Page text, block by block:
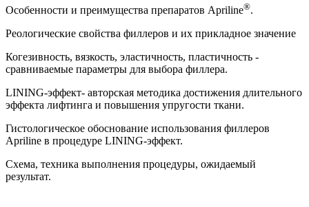
Особенности и преимущества препаратов Apriline®.
Реологические свойства филлеров и их прикладное значение
Когезивность, вязкость, эластичность, пластичность -
сравниваемые параметры для выбора филлера.
LINING-эффект- авторская методика достижения длительного
эффекта лифтинга и повышения упругости ткани.
Гистологическое обоснование использования филлеров
Apriline в процедуре LINING-эффект.
Схема, техника выполнения процедуры, ожидаемый
результат.